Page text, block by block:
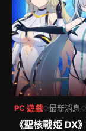
PC 遊戲◇最新消息 ◇
《聖核戰姫 DX